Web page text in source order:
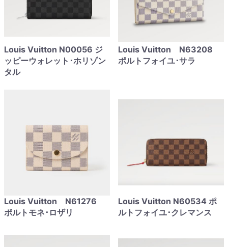
Louis Vuitton N00056 ジ
ッピーウォレット･ホリゾン
タル
Louis Vuitton N63208
ポルトフォイユ･サラ
Louis Vuitton N61276
ポルトモネ･ロザリ
Louis Vuitton N60534 ポ
ルトフォイユ･クレマンス